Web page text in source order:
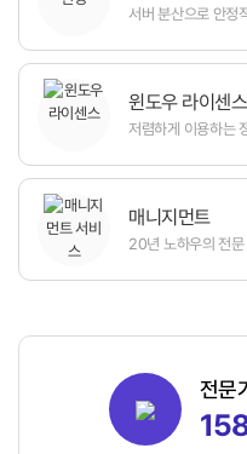
서버 분산으로 안정
윈도우 라이센스
저렴하게 이용하는
매니지먼트
20년 노하우의 전문
전문